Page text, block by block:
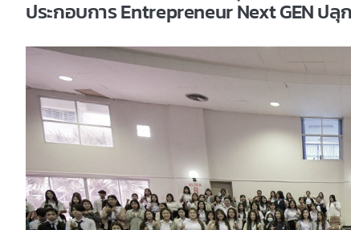
ประกอบการ Entrepreneur Next GEN ป